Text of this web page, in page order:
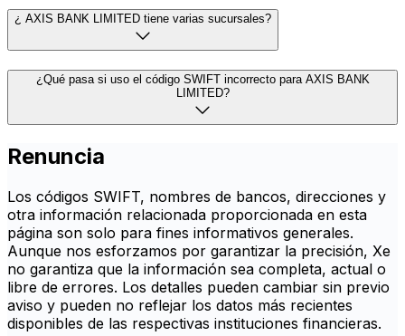
¿ AXIS BANK LIMITED tiene varias sucursales?
¿Qué pasa si uso el código SWIFT incorrecto para AXIS BANK
LIMITED?
Renuncia
Los códigos SWIFT, nombres de bancos, direcciones y
otra información relacionada proporcionada en esta
página son solo para fines informativos generales.
Aunque nos esforzamos por garantizar la precisión, Xe
no garantiza que la información sea completa, actual o
libre de errores. Los detalles pueden cambiar sin previo
aviso y pueden no reflejar los datos más recientes
disponibles de las respectivas instituciones financieras.